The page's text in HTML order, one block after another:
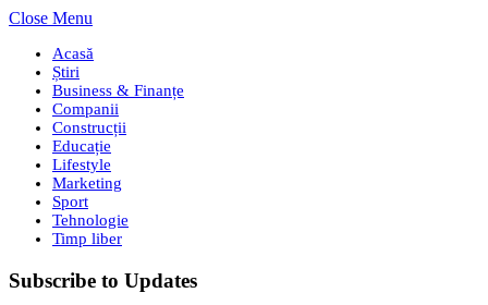
Close Menu
Acasă
Știri
Business & Finanțe
Companii
Construcții
Educație
Lifestyle
Marketing
Sport
Tehnologie
Timp liber
Subscribe to Updates